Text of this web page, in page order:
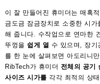
이 잘 만들어진 휴미더는 매혹
금도금 잠금장치로 소중한 시
해 줍니다. 수작업으로 연마한
뚜껑을 쉽게 열 수 있으며, 장기
를 한 눈에 살펴보면 아도리니
RibTech가 휴미더 전체의 공기
사이즈 시가를 각각 최적의 상